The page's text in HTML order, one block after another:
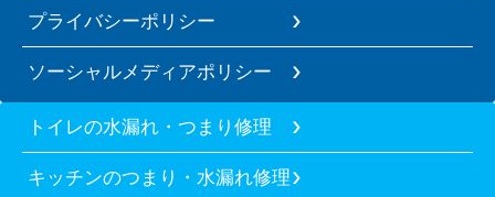
プライバシーポリシー
ソーシャルメディアポリシー
トイレの水漏れ・つまり修理
キッチンのつまり・水漏れ修理